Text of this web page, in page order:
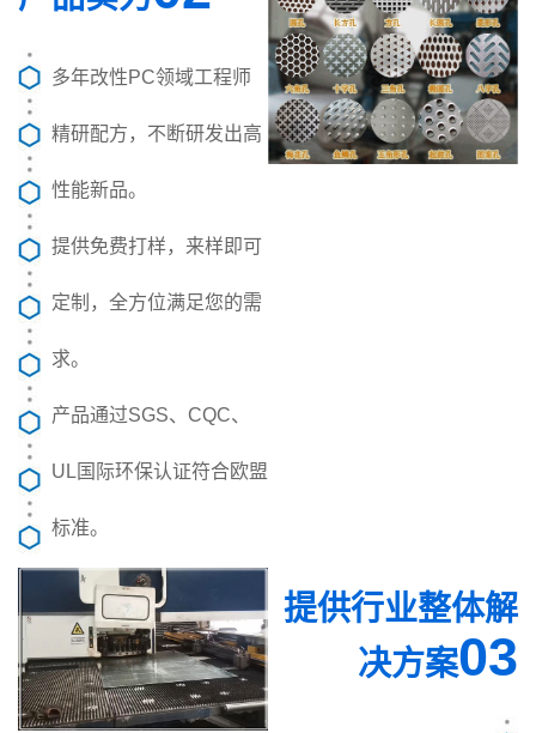
多年改性PC领域工程师
精研配方，不断研发出高
性能新品。
提供免费打样，来样即可
定制，全方位满足您的需
求。
产品通过SGS、CQC、
UL国际环保认证符合欧盟
标准。
提供行业整体解
决方案03